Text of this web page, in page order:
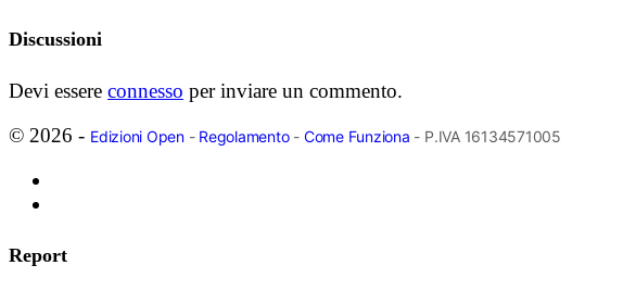
Discussioni
Devi essere connesso per inviare un commento.
© 2026 - Edizioni Open- Regolamento- Come Funziona - P.IVA 16134571005
Report